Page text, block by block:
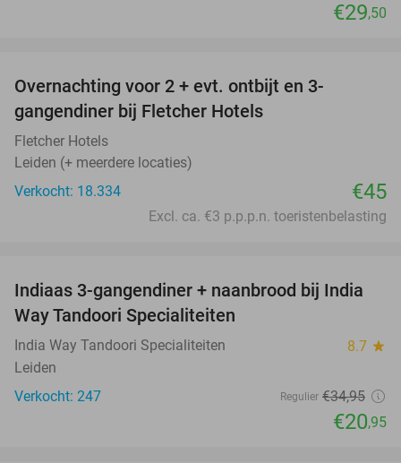
€29,50
Overnachting voor 2 + evt. ontbijt en 3-
gangendiner bij Fletcher Hotels
Fletcher Hotels
Leiden (+ meerdere locaties)
Verkocht: 18.334
€45
Excl. ca. €3 p.p.p.n. toeristenbelasting
40%
Indiaas 3-gangendiner + naanbrood bij India
Way Tandoori Specialiteiten
India Way Tandoori Specialiteiten 8.7 star
Leiden
Verkocht: 247
Regulier €34,95
€20,95